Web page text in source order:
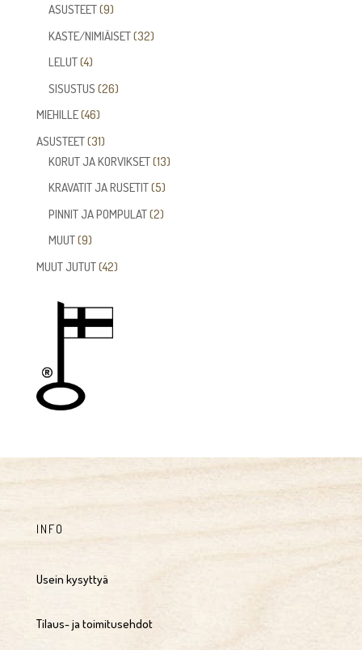
tuotetta
ASUSTEET 99
tuotetta
KASTE/NIMIÄISET 3232
LELUT 44
tuotetta
SISUSTUS 2626
MIEHILLE 4646
tuotetta
ASUSTEET 3131
tuotetta
KORUT JA KORVIKSET 1313
KRAVATIT JA RUSETIT 55
tuotetta
PINNIT JA POMPULAT 22
MUUT 99
tuotetta
MUUT JUTUT 4242
INFO
Usein kysyttyä
Tilaus- ja toimitusehdot